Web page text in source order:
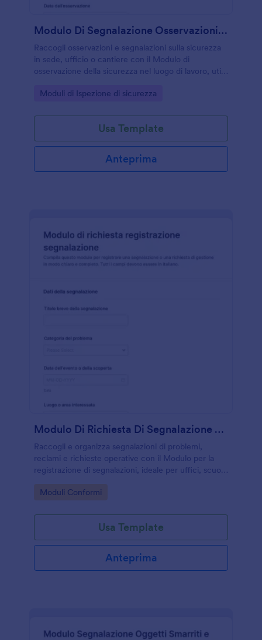
Modulo Di Segnalazione Osservazioni Di Sicurezza Sul Lavoro
Raccogli osservazioni e segnalazioni sulla sicurezza
in sede, ufficio o cantiere con il Modulo di
osservazione della sicurezza nel luogo di lavoro, utile
correttive e follow-up con Jotform.
Go to Category:
Moduli di Ispezione di sicurezza
Usa Template
Anteprima
Modulo Di Richiesta Di Segnalazione Problemi
Raccogli e organizza segnalazioni di problemi,
reclami e richieste operative con il Modulo per la
registrazione di segnalazioni, ideale per uffici, scuole
dati e la gestione delle risposte.
Go to Category:
Moduli Conformi
Usa Template
Anteprima